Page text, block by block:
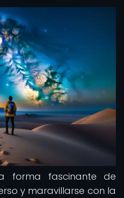
forma fascinante de
y maravillarse con la